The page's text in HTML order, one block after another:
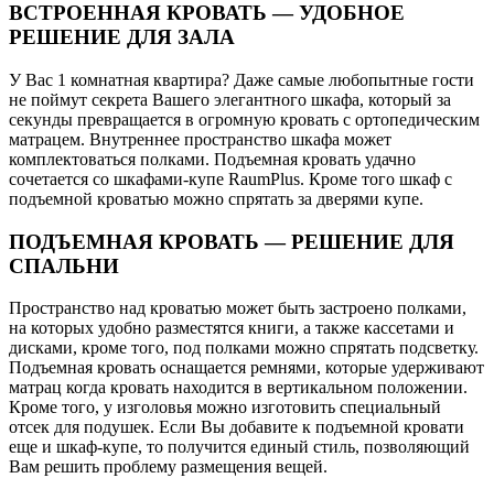
ВСТРОЕННАЯ КРОВАТЬ — УДОБНОЕ
РЕШЕНИЕ ДЛЯ ЗАЛА
У Вас 1 комнатная квартира? Даже самые любопытные гости
не поймут секрета Вашего элегантного шкафа, который за
секунды превращается в огромную кровать с ортопедическим
матрацем. Внутреннее пространство шкафа может
комплектоваться полками. Подъемная кровать удачно
сочетается со шкафами-купе RaumPlus. Кроме того шкаф с
подъемной кроватью можно спрятать за дверями купе.
ПОДЪЕМНАЯ КРОВАТЬ — РЕШЕНИЕ ДЛЯ
СПАЛЬНИ
Пространство над кроватью может быть застроено полками,
на которых удобно разместятся книги, а также кассетами и
дисками, кроме того, под полками можно спрятать подсветку.
Подъемная кровать оснащается ремнями, которые удерживают
матрац когда кровать находится в вертикальном положении.
Кроме того, у изголовья можно изготовить специальный
отсек для подушек. Если Вы добавите к подъемной кровати
еще и шкаф-купе, то получится единый стиль, позволяющий
Вам решить проблему размещения вещей.